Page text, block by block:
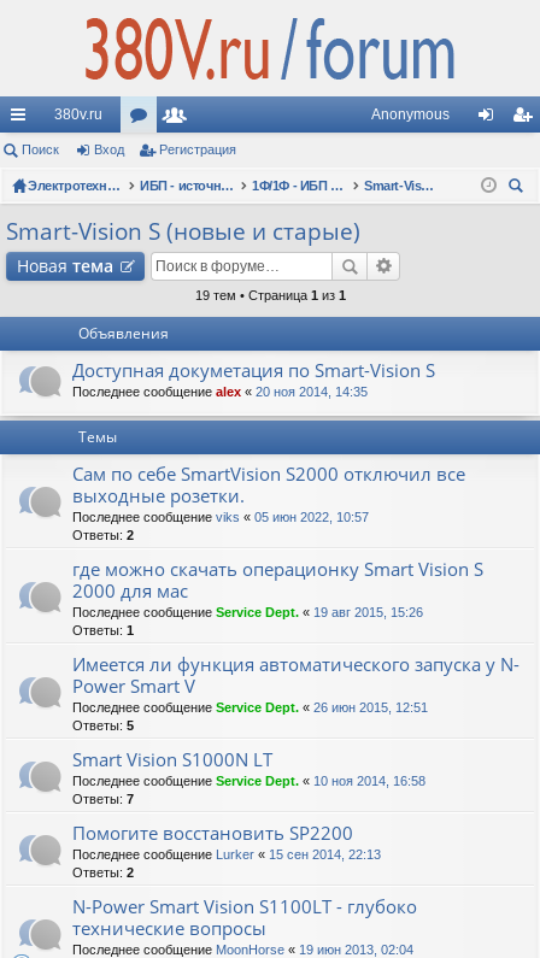
с
ы
лк
380v.ru
ор
ум
ол
ьз
ов
ат
и
Anonymous
д ис
Поиск Вход Регистрация
Электротехнические форумы ИБП - источники бесперебойного питания 1Ф/1Ф - ИБП N-POWER - однофазные 1-10 кВА - вопросы по моделям
Smart-Vision S (новые и старые)
Smart-Vision S (новые и старые)
Новая тема
19 тем • Страница 1 из 1
Объявления
Доступная докуметация по Smart-Vision S
Последнее сообщение alex « 20 ноя 2014, 14:35
Темы
Сам по себе SmartVision S2000 отключил все
выходные розетки.
Последнее сообщение viks « 05 июн 2022, 10:57
Ответы: 2
где можно скачать операционку Smart Vision S
2000 для мас
Последнее сообщение Service Dept. « 19 авг 2015, 15:26
Ответы: 1
Имеется ли функция автоматического запуска у N-
Power Smart V
Последнее сообщение Service Dept. « 26 июн 2015, 12:51
Ответы: 5
Smart Vision S1000N LT
Последнее сообщение Service Dept. « 10 ноя 2014, 16:58
Ответы: 7
Помогите восстановить SP2200
Последнее сообщение Lurker « 15 сен 2014, 22:13
Ответы: 2
N-Power Smart Vision S1100LT - глубоко
технические вопросы
Последнее сообщение MoonHorse « 19 июн 2013, 02:04